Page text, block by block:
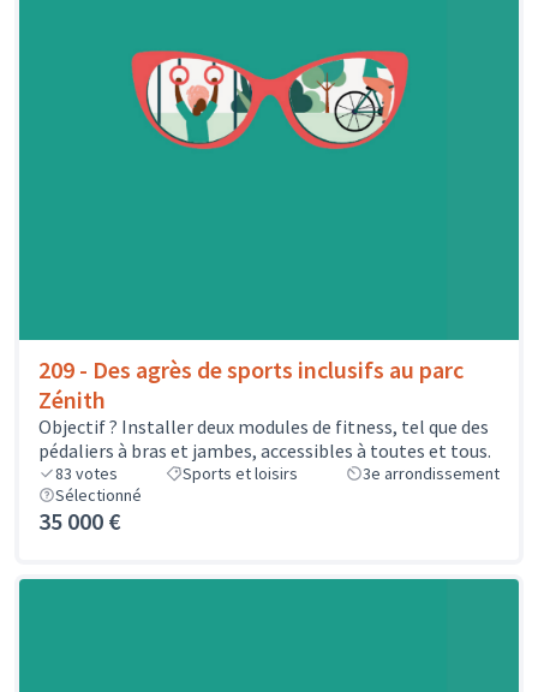
209 - Des agrès de sports inclusifs au parc
Zénith
Objectif ? Installer deux modules de fitness, tel que des
pédaliers à bras et jambes, accessibles à toutes et tous.
83 votes Sports et loisirs
3e arrondissement
Sélectionné
35 000 €